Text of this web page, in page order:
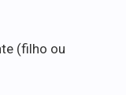
(filho ou